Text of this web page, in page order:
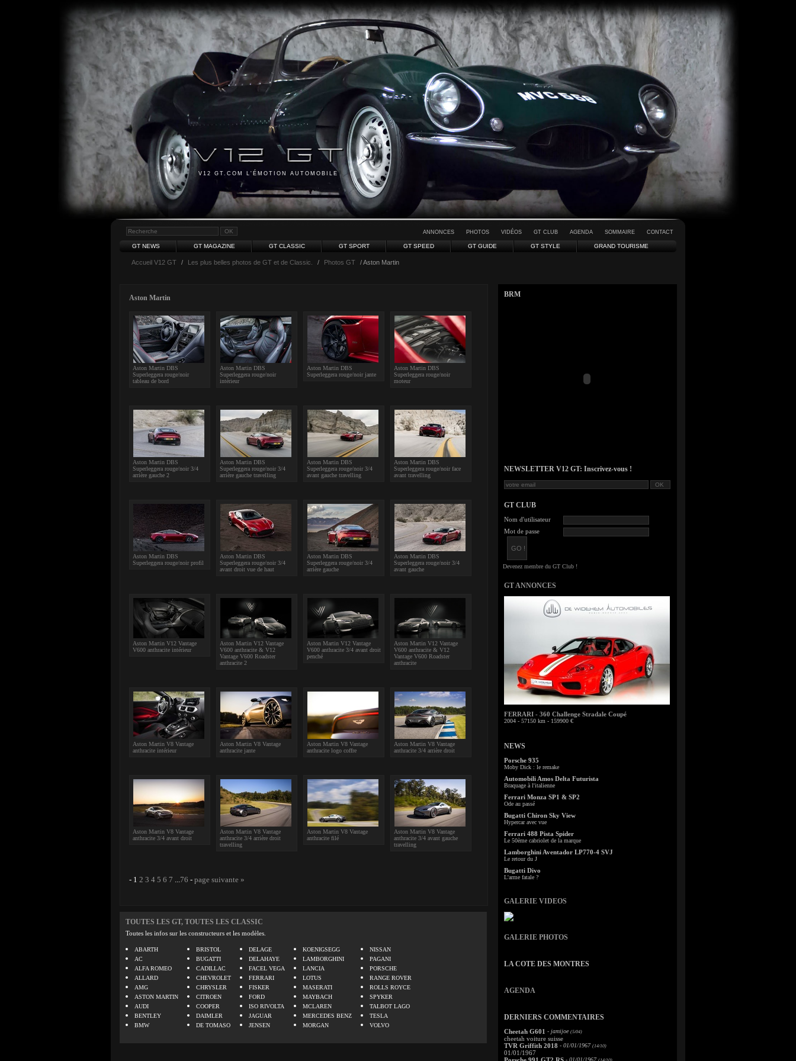
V12 GT.COM L'ÉMOTION AUTOMOBILE
ANNONCES PHOTOS VIDÉOS GT CLUB AGENDA SOMMAIRE CONTACT
GT NEWS GT MAGAZINE GT CLASSIC GT SPORT GT SPEED GT GUIDE GT STYLE GRAND TOURISME
Accueil V12 GT / Les plus belles photos de GT et de Classic. / Photos GT / Aston Martin
Aston Martin
Aston Martin DBS
Superleggera rouge/noir
tableau de bord
Aston Martin DBS
Superleggera rouge/noir
intérieur
Aston Martin DBS
Superleggera rouge/noir jante
Aston Martin DBS
Superleggera rouge/noir
moteur
Aston Martin DBS
Superleggera rouge/noir 3/4
arrière gauche 2
Aston Martin DBS
Superleggera rouge/noir 3/4
arrière gauche travelling
Aston Martin DBS
Superleggera rouge/noir 3/4
avant gauche travelling
Aston Martin DBS
Superleggera rouge/noir face
avant travelling
Aston Martin DBS
Superleggera rouge/noir profil
Aston Martin DBS
Superleggera rouge/noir 3/4
avant droit vue de haut
Aston Martin DBS
Superleggera rouge/noir 3/4
arrière gauche
Aston Martin DBS
Superleggera rouge/noir 3/4
avant gauche
Aston Martin V12 Vantage
V600 anthracite intérieur
Aston Martin V12 Vantage
V600 anthracite & V12
Vantage V600 Roadster
anthracite 2
Aston Martin V12 Vantage
V600 anthracite 3/4 avant droit
penché
Aston Martin V12 Vantage
V600 anthracite & V12
Vantage V600 Roadster
anthracite
Aston Martin V8 Vantage
anthracite intérieur
Aston Martin V8 Vantage
anthracite jante
Aston Martin V8 Vantage
anthracite logo coffre
Aston Martin V8 Vantage
anthracite 3/4 arrière droit
Aston Martin V8 Vantage
anthracite 3/4 avant droit
Aston Martin V8 Vantage
anthracite 3/4 arrière droit
travelling
Aston Martin V8 Vantage
anthracite filé
Aston Martin V8 Vantage
anthracite 3/4 avant gauche
travelling
- 1 2 3 4 5 6 7 ...76 - page suivante »
TOUTES LES GT, TOUTES LES CLASSIC
Toutes les infos sur les constructeurs et les modèles.
ABARTH
AC
ALFA ROMEO
ALLARD
AMG
ASTON MARTIN
AUDI
BENTLEY
BMW
BRISTOL
BUGATTI
CADILLAC
CHEVROLET
CHRYSLER
CITROEN
COOPER
DAIMLER
DE TOMASO
DELAGE
DELAHAYE
FACEL VEGA
FERRARI
FISKER
FORD
ISO RIVOLTA
JAGUAR
JENSEN
KOENIGSEGG
LAMBORGHINI
LANCIA
LOTUS
MASERATI
MAYBACH
MCLAREN
MERCEDES BENZ
MORGAN
NISSAN
PAGANI
PORSCHE
RANGE ROVER
ROLLS ROYCE
SPYKER
TALBOT LAGO
TESLA
VOLVO
BRM
NEWSLETTER V12 GT: Inscrivez-vous !
GT CLUB
Nom d'utilisateur
Mot de passe
GT ANNONCES
FERRARI - 360 Challenge Stradale Coupé
2004 - 57150 km - 159900 €
NEWS
Porsche 935
Moby Dick : le remake
Automobili Amos Delta Futurista
Braquage à l'italienne
Ferrari Monza SP1 & SP2
Ode au passé
Bugatti Chiron Sky View
Hypercar avec vue
Ferrari 488 Pista Spider
Le 50ème cabriolet de la marque
Lamborghini Aventador LP770-4 SVJ
Le retour du J
Bugatti Divo
L'arme fatale ?
GALERIE VIDEOS
GALERIE PHOTOS
LA COTE DES MONTRES
AGENDA
DERNIERS COMMENTAIRES
Cheetah G601 - jamijoe (5/04)
cheetah voiture suisse
TVR Griffith 2018 - 01/01/1967 (14/10)
01/01/1967
- 01/01/1967